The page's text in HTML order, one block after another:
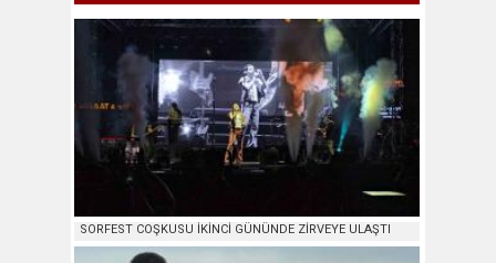
SORFEST COŞKUSU İKİNCİ GÜNÜNDE ZİRVEYE ULAŞTI